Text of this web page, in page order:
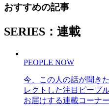
おすすめの記事
SERIES：連載
PEOPLE NOW
今、この人の話が聞き
レクトした注目ピープ
お届けする連載コーナ